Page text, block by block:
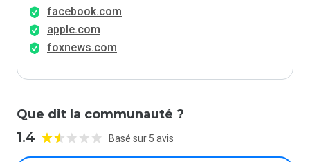
facebook.com
apple.com
foxnews.com
Que dit la communauté ?
1.4 Basé sur 5 avis